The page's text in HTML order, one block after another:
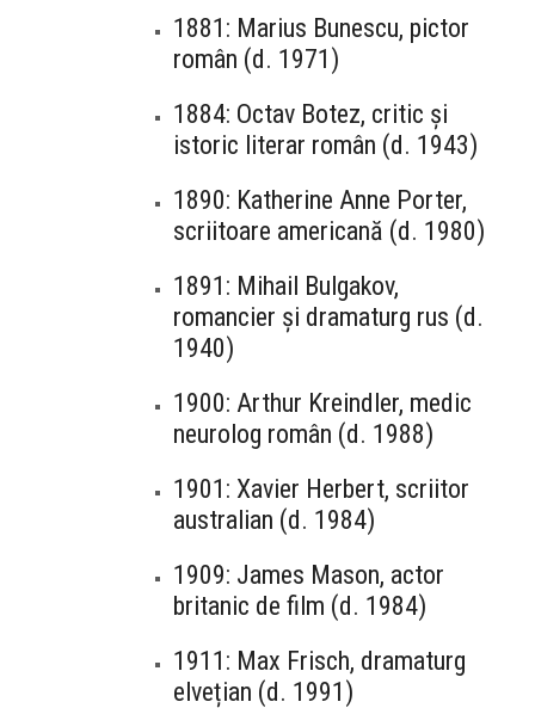
1881: Marius Bunescu, pictor
român (d. 1971)
1884: Octav Botez, critic și
istoric literar român (d. 1943)
1890: Katherine Anne Porter,
scriitoare americană (d. 1980)
1891: Mihail Bulgakov,
romancier și dramaturg rus (d.
1940)
1900: Arthur Kreindler, medic
neurolog român (d. 1988)
1901: Xavier Herbert, scriitor
australian (d. 1984)
1909: James Mason, actor
britanic de film (d. 1984)
1911: Max Frisch, dramaturg
elvețian (d. 1991)